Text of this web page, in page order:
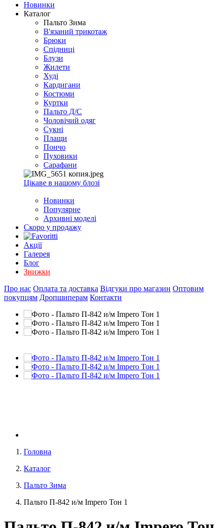
Новинки
Каталог
Пальто Зима
В'язаний трикотаж
Брюки
Спідниці
Блузи
Жилети
Худі
Кардигани
Костюми
Куртки
Пальто Д/С
Чоловічий одяг
Сукні
Плащи
Пончо
Пуховики
Сарафани
Цікаве в нашому блозі
Новинки
Популярне
Архивні моделі
Скоро у продажу
Акції
Галерея
Блог
Знижки
Про нас Оплата та доставка Відгуки про магазин Оптовим
покупцям Дропшиперам Контакти
Головна
Каталог
Пальто Зима
Пальто П-842 и/м Impero Тон 1
XLSX